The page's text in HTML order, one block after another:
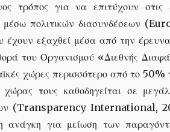
τρόπος για να επιτύχουν στις
μέσω πολιτικών διασυνδέσεων
έχουν εξαχθεί μέσα από την
του Οργανισμού «Διεθνής
χώρες περισσότερο από το 50%
χώρας τους καθοδηγείται σε
(Transparency International,
ανάγκη για μείωση των